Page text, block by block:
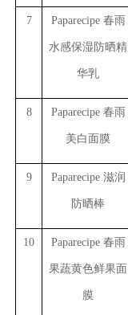
7 Paparecipe 春雨
水感保湿防晒精
华乳
8 Paparecipe 春雨
美白面膜
9 Paparecipe 滋润
防晒棒
10 Paparecipe 春雨
果蔬黄色鲜果面
膜